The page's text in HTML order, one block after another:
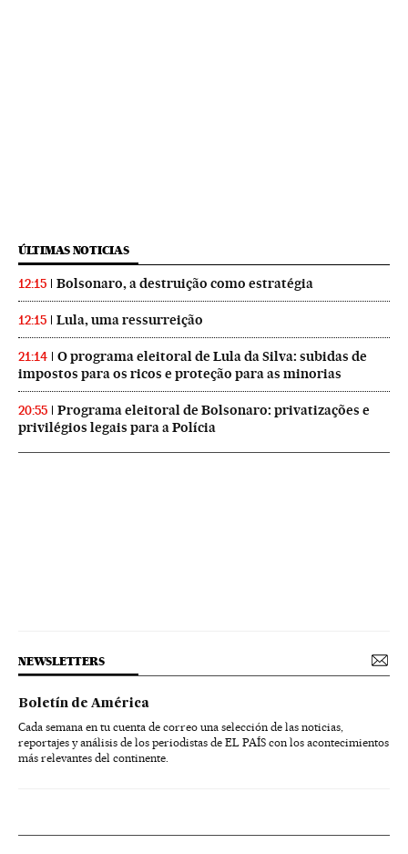
ÚLTIMAS NOTICIAS
12:15 Bolsonaro, a destruição como estratégia
12:15 Lula, uma ressurreição
21:14
O programa eleitoral de Lula da Silva: subidas de
impostos para os ricos e proteção para as minorias
20:55
Programa eleitoral de Bolsonaro: privatizações e
privilégios legais para a Polícia
NEWSLETTERS
Boletín de América
Cada semana en tu cuenta de correo una selección de las noticias,
reportajes y análisis de los periodistas de EL PAÍS con los acontecimientos
más relevantes del continente.